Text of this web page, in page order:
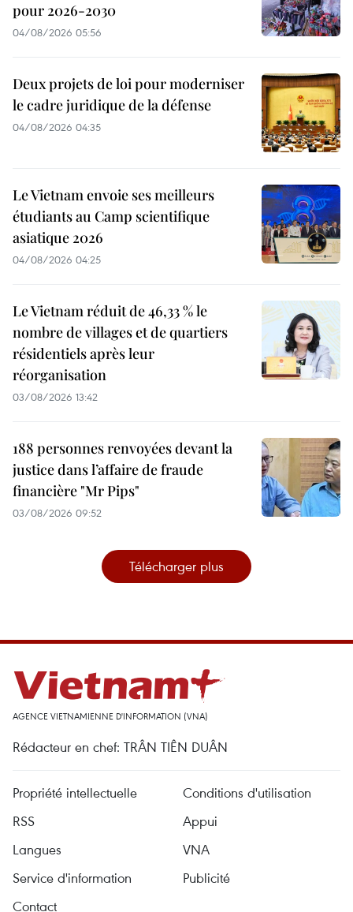
pour 2026-2030
04/08/2026 05:56
Deux projets de loi pour moderniser
le cadre juridique de la défense
04/08/2026 04:35
Le Vietnam envoie ses meilleurs
étudiants au Camp scientifique
asiatique 2026
04/08/2026 04:25
Le Vietnam réduit de 46,33 % le
nombre de villages et de quartiers
résidentiels après leur
réorganisation
03/08/2026 13:42
188 personnes renvoyées devant la
justice dans l’affaire de fraude
financière "Mr Pips"
03/08/2026 09:52
Télécharger plus
AGENCE VIETNAMIENNE D'INFORMATION (VNA)
Rédacteur en chef: TRÂN TIÊN DUÂN
Propriété intellectuelle
Conditions d'utilisation
RSS
Appui
Langues
VNA
Service d'information
Publicité
Contact